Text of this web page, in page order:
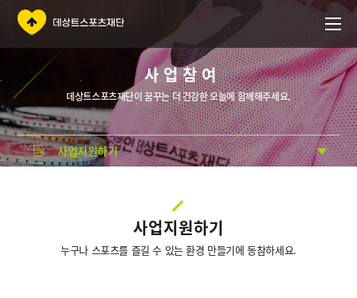
사업참여
데상트스포츠재단이 꿈꾸는 더 건강한 오늘에 함께해주세요.
사업지원하기
사업지원하기
누구나 스포츠를 즐길 수 있는 환경 만들기에 동참하세요.